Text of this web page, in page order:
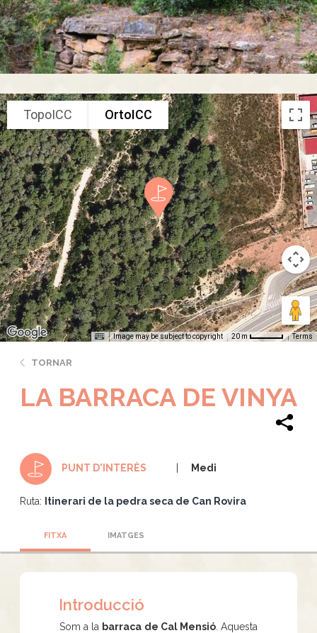
TopoICC OrtoICC
Image may be subject to copyright 20 m Terms
TORNAR
LA BARRACA DE VINYA
PUNT D'INTERÈS Medi
Ruta: Itinerari de la pedra seca de Can Rovira
FITXA IMATGES
Introducció
Som a la barraca de Cal Mensió. Aquesta